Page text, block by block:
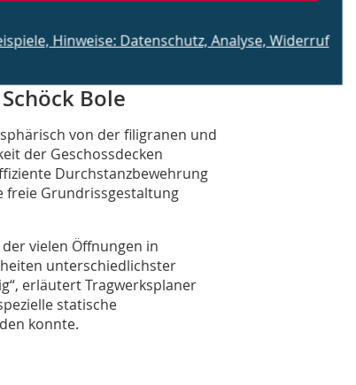
gelegenen Fassade.
wurde das Bauteil
Bole
von der filigranen und
der Geschossdecken
Durchstanzbewehrung
freie Grundrissgestaltung
vielen Öffnungen in
unterschiedlichster
erläutert Tragwerksplaner
statische
konnte.
Hinweise: Datenschutz, Analyse, Widerruf